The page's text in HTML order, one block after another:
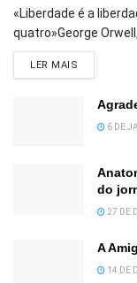
«Liberdade é a
quatro»George
LER MAIS
6 DE
do
27 DE
A
14 DE